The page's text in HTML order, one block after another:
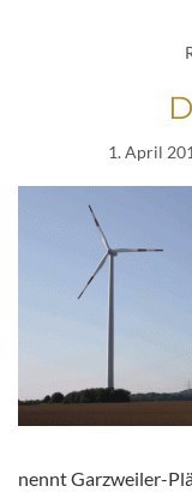
1. April
nennt Garzweiler-